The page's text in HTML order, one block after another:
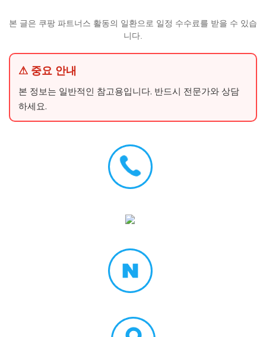
본 글은 쿠팡 파트너스 활동의 일환으로 일정 수수료를 받을 수 있습
니다.
⚠ 중요 안내
본 정보는 일반적인 참고용입니다. 반드시 전문가와 상담
하세요.